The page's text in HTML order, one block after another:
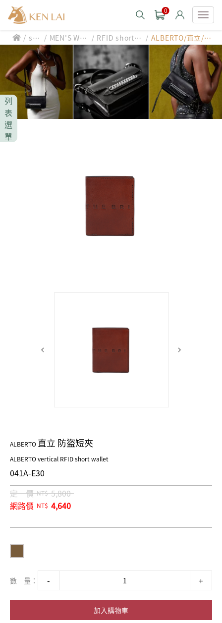
0
款式分類 style
男士包款 MEN'S BAG
男士夾款 MEN'S WALLET
男士皮帶 MEN'S BELT
皮革保養 LEATHER CARE
CHIARUGI
男士包款 MEN'S BAG
男士夾款 MEN'S WALLET
男士皮帶 MEN'S BELT
女士夾款 LADIES' WALLET
中性商品 UNISEX BAG/SLG
CUMAR
女士包款 LADIES' BAG
女士夾款 LADIES' WALLET
Roberta di Camerino
男士夾款 MEN'S WALLET
男士皮帶 MEN'S BELT
女士包款 LADIES' BAG
女士夾款 LADIES' WALLET
男士夾款 MEN'S WALLET
女士包款 LADIES' BAG
期間限定 limited edition
珍藏 THE BRIDGE (TB SPECIAL)
/ styl
e
/ MEN'S WAL
LET
/ RFID short w
allet
/ ALBERTO/直立/防
盜短夾
列
表
選
單
ALBERTO 直立 防盜短夾
ALBERTO vertical RFID short wallet
041A-E30
定 價 NT$ 5,800
網路價 NT$ 4,640
數 量：
加入購物車